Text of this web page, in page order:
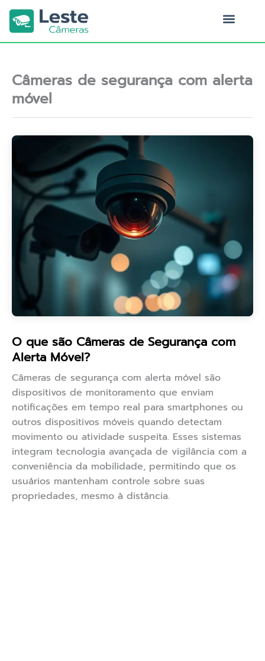
para
conteúdo
Câmeras de segurança com alerta
móvel
O que são Câmeras de Segurança com
Alerta Móvel?
Câmeras de segurança com alerta móvel são
dispositivos de monitoramento que enviam
notificações em tempo real para smartphones ou
outros dispositivos móveis quando detectam
movimento ou atividade suspeita. Esses sistemas
integram tecnologia avançada de vigilância com a
conveniência da mobilidade, permitindo que os
usuários mantenham controle sobre suas
propriedades, mesmo à distância.